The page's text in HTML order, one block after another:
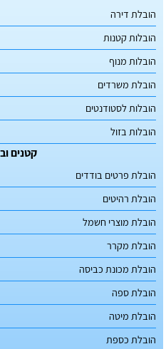
הובלת דירה
הובלות קטנות
הובלות מנוף
הובלת משרדים
הובלות לסטודנטים
הובלות בזול
קטנים
הובלת פרטים בודדים
הובלת רהיטים
הובלת מוצרי חשמל
הובלת מקרר
הובלת מכונת כביסה
הובלת ספה
הובלת מיטה
הובלת כספת